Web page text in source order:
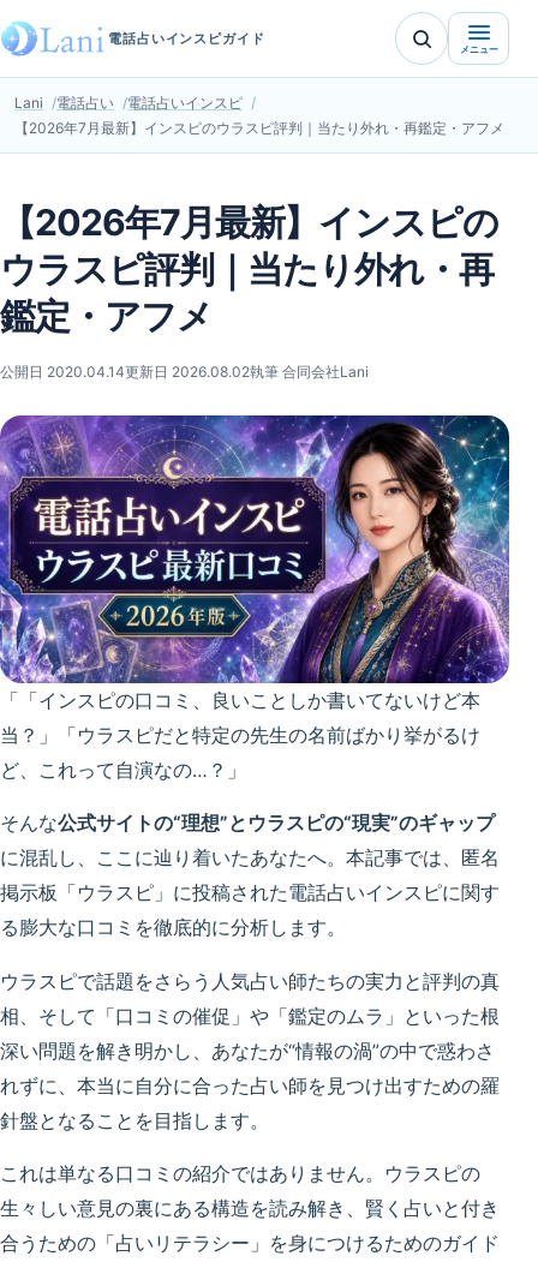
電話占いインスピガイド
メニュー
Lani 電話占い
電話占いインスピ
【2026年7月最新】インスピのウラスピ評判｜当たり外れ・再鑑定・アフメ
【2026年7月最新】インスピの
ウラスピ評判｜当たり外れ・再
鑑定・アフメ
公開日 2020.04.14更新日 2026.08.02執筆 合同会社Lani
「「インスピの口コミ、良いことしか書いてないけど本
当？」「ウラスピだと特定の先生の名前ばかり挙がるけ
ど、これって自演なの…？」
そんな公式サイトの“理想”とウラスピの“現実”のギャップ
に混乱し、ここに辿り着いたあなたへ。本記事では、匿名
掲示板「ウラスピ」に投稿された電話占いインスピに関す
る膨大な口コミを徹底的に分析します。
ウラスピで話題をさらう人気占い師たちの実力と評判の真
相、そして「口コミの催促」や「鑑定のムラ」といった根
深い問題を解き明かし、あなたが“情報の渦”の中で惑わさ
れずに、本当に自分に合った占い師を見つけ出すための羅
針盤となることを目指します。
これは単なる口コミの紹介ではありません。ウラスピの
生々しい意見の裏にある構造を読み解き、賢く占いと付き
合うための「占いリテラシー」を身につけるためのガイド